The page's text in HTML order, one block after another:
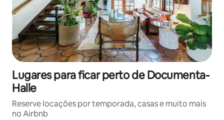
Lugares para ficar perto de Documenta-
Halle
Reserve locações por temporada, casas e muito mais
no Airbnb